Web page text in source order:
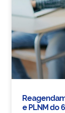
e PLNM do